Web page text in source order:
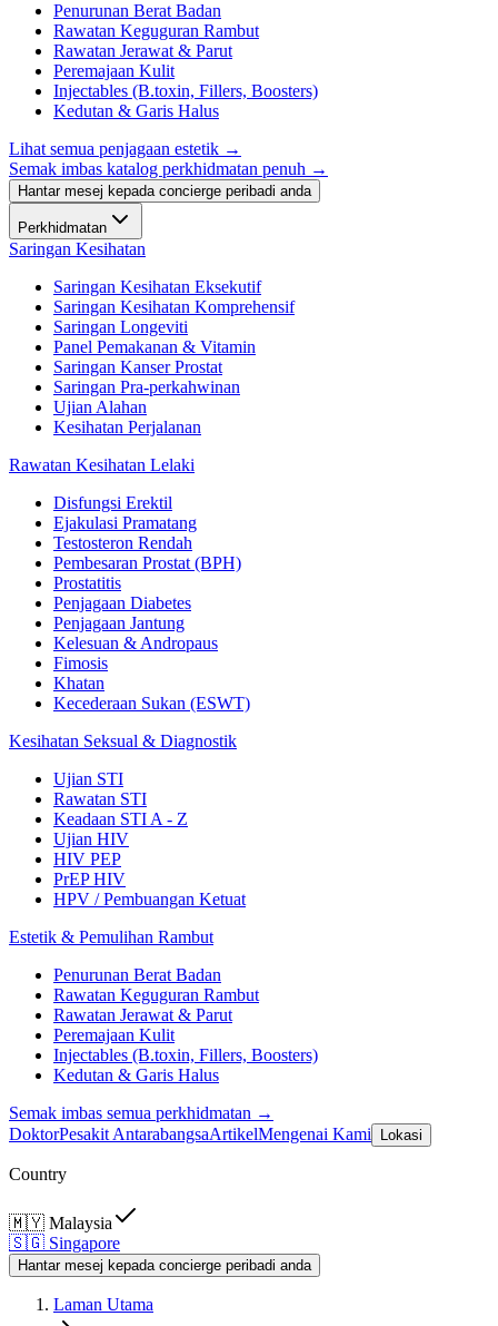
Penurunan Berat Badan
Rawatan Keguguran Rambut
Rawatan Jerawat & Parut
Peremajaan Kulit
Injectables (B.toxin, Fillers, Boosters)
Kedutan & Garis Halus
Lihat semua penjagaan estetik →
Semak imbas katalog perkhidmatan penuh →
Hantar mesej kepada concierge peribadi anda
Perkhidmatan
Saringan Kesihatan
Saringan Kesihatan Eksekutif
Saringan Kesihatan Komprehensif
Saringan Longeviti
Panel Pemakanan & Vitamin
Saringan Kanser Prostat
Saringan Pra-perkahwinan
Ujian Alahan
Kesihatan Perjalanan
Rawatan Kesihatan Lelaki
Disfungsi Erektil
Ejakulasi Pramatang
Testosteron Rendah
Pembesaran Prostat (BPH)
Prostatitis
Penjagaan Diabetes
Penjagaan Jantung
Kelesuan & Andropaus
Fimosis
Khatan
Kecederaan Sukan (ESWT)
Kesihatan Seksual & Diagnostik
Ujian STI
Rawatan STI
Keadaan STI A - Z
Ujian HIV
HIV PEP
PrEP HIV
HPV / Pembuangan Ketuat
Estetik & Pemulihan Rambut
Penurunan Berat Badan
Rawatan Keguguran Rambut
Rawatan Jerawat & Parut
Peremajaan Kulit
Injectables (B.toxin, Fillers, Boosters)
Kedutan & Garis Halus
Semak imbas semua perkhidmatan →
DoktorPesakit AntarabangsaArtikelMengenai Kami Lokasi
Country
🇲🇾 Malaysia
🇸🇬 Singapore
Hantar mesej kepada concierge peribadi anda
Laman Utama